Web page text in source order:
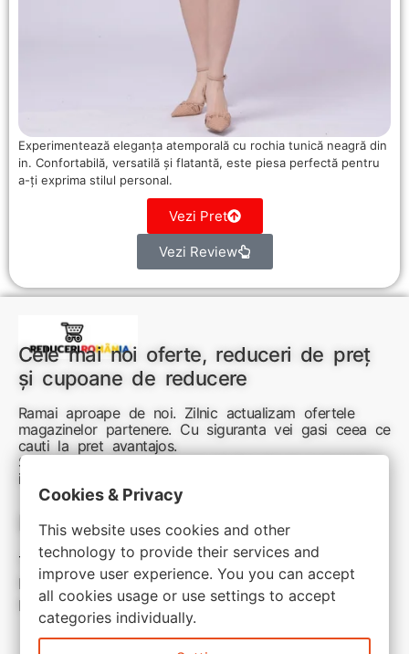
Experimentează eleganța atemporală cu rochia tunică neagră din
in. Confortabilă, versatilă și flatantă, este piesa perfectă pentru
a-ți exprima stilul personal.
Vezi Pret
Vezi Review
Cele mai noi oferte, reduceri de preț
și cupoane de reducere
Ramai aproape de noi. Zilnic actualizam ofertele
magazinelor partenere. Cu siguranta vei gasi ceea ce
cauti la pret avantajos.
Sunteti aici pentru reduceri inteligente si cumpărături
inspirate
Link-uri utile:
Termeni si conditii
Politica de confidentialitate
Politica de cookie
Cookies & Privacy
This website uses cookies and other
technology to provide their services and
improve user experience. You you can accept
all cookies usage or use settings to accept
categories individually.